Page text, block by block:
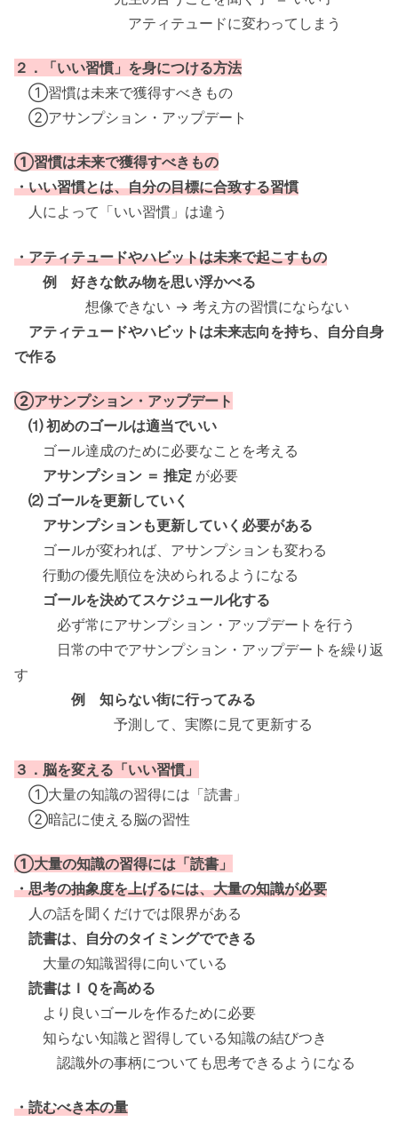
アティテュードに変わってしまう
２．「いい習慣」を身につける方法
①習慣は未来で獲得すべきもの
②アサンプション・アップデート
①習慣は未来で獲得すべきもの
・いい習慣とは、自分の目標に合致する習慣
人によって「いい習慣」は違う
・アティテュードやハビットは未来で起こすもの
例 好きな飲み物を思い浮かべる
想像できない → 考え方の習慣にならない
アティテュードやハビットは未来志向を持ち、自分自身
で作る
②アサンプション・アップデート
⑴ 初めのゴールは適当でいい
ゴール達成のために必要なことを考える
アサンプション ＝ 推定 が必要
⑵ ゴールを更新していく
アサンプションも更新していく必要がある
ゴールが変われば、アサンプションも変わる
行動の優先順位を決められるようになる
ゴールを決めてスケジュール化する
必ず常にアサンプション・アップデートを行う
日常の中でアサンプション・アップデートを繰り返
す
例 知らない街に行ってみる
予測して、実際に見て更新する
３．脳を変える「いい習慣」
①大量の知識の習得には「読書」
②暗記に使える脳の習性
①大量の知識の習得には「読書」
・思考の抽象度を上げるには、大量の知識が必要
人の話を聞くだけでは限界がある
読書は、自分のタイミングでできる
大量の知識習得に向いている
読書はＩＱを高める
より良いゴールを作るために必要
知らない知識と習得している知識の結びつき
認識外の事柄についても思考できるようになる
・読むべき本の量